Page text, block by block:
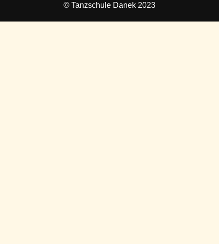
© Tanzschule Danek 2023